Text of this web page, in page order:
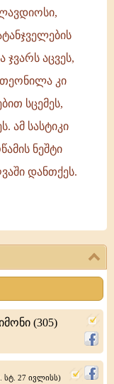
ჯვარს აცვეს,
კი
სცემეს,
ამ სასტიკი
ნეშტი
დანთქეს.
(305)
სტ. 27 ივლისს)